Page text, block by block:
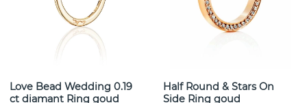
Love Bead Wedding 0.19
ct diamant Ring goud
Half Round & Stars On
Side Ring goud